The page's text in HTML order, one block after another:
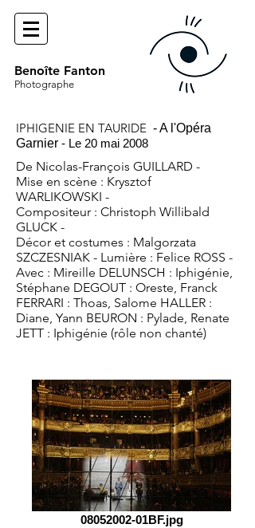
Benoîte Fanton
Photographe
IPHIGENIE EN TAURIDE - A l'Opéra
Garnier - Le 20 mai 2008
De Nicolas-François GUILLARD -
Mise en scène : Krysztof
WARLIKOWSKI -
Compositeur : Christoph Willibald
GLUCK -
Décor et costumes : Malgorzata
SZCZESNIAK - Lumière : Felice ROSS -
Avec : Mireille DELUNSCH : Iphigénie,
Stéphane DEGOUT : Oreste, Franck
FERRARI : Thoas, Salome HALLER :
Diane, Yann BEURON : Pylade, Renate
JETT : Iphigénie (rôle non chanté)
08052002-01BF.jpg